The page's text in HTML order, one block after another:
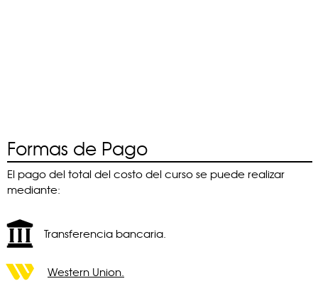
Formas de Pago
El pago del total del costo del curso se puede realizar
mediante:
Transferencia bancaria.
Western Union.